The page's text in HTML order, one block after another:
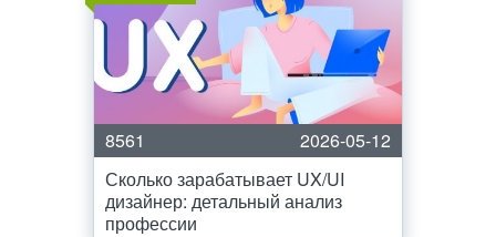
8561
2026-05-12
Сколько зарабатывает UX/UI
дизайнер: детальный анализ
профессии